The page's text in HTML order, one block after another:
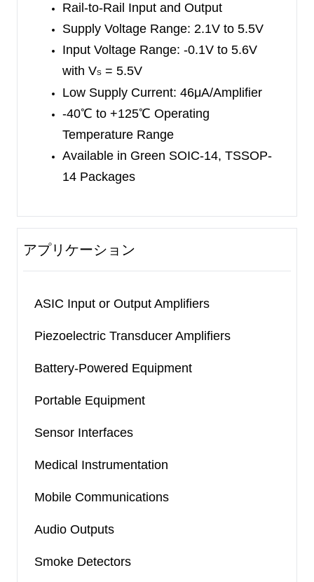
systems, and transducer interface circuits in low
power systems.
The SGM8541 is available in Green SOT-23-5,
SC70-5 and SOIC-8 packages. The SGM8542 is
available in Green SOIC-8, MSOP-8 and TSSOP-
8 packages. The SGM8544 is available in Green
TSSOP-14 and SOIC-14 packages. They are
specified over the extended industrial temperature
Rail-to-Rail Input and Output
Supply Voltage Range: 2.1V to 5.5V
Input Voltage Range: -0.1V to 5.6V
with VS = 5.5V
Low Supply Current: 46μA/Amplifier
-40℃ to +125℃ Operating
Temperature Range
Available in Green SOIC-14, TSSOP-
14 Packages
アプリケーション
ASIC Input or Output Amplifiers
Piezoelectric Transducer Amplifiers
Battery-Powered Equipment
Portable Equipment
Sensor Interfaces
Medical Instrumentation
Mobile Communications
Audio Outputs
Smoke Detectors